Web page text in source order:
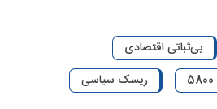
بی‌ثباتی اقتصادی
ریسک سیاسی